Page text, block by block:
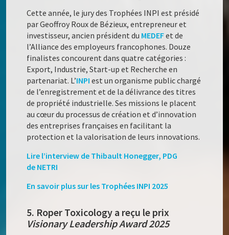
Cette année, le jury des Trophées INPI est présidé
par Geoffroy Roux de Bézieux, entrepreneur et
investisseur, ancien président du MEDEFet de
l’Alliance des employeurs francophones. Douze
finalistes concourent dans quatre catégories :
Export, Industrie, Start-up et Recherche en
partenariat. L’INPI est un organisme public chargé
de l’enregistrement et de la délivrance des titres
de propriété industrielle. Ses missions le placent
au cœur du processus de création et d’innovation
des entreprises françaises en facilitant la
protection et la valorisation de leurs innovations.
Lire l’interview de Thibault Honegger, PDG
de NETRI
En savoir plus sur les Trophées INPI 2025
5. Roper Toxicology a reçu le prix
Visionary Leadership Award 2025